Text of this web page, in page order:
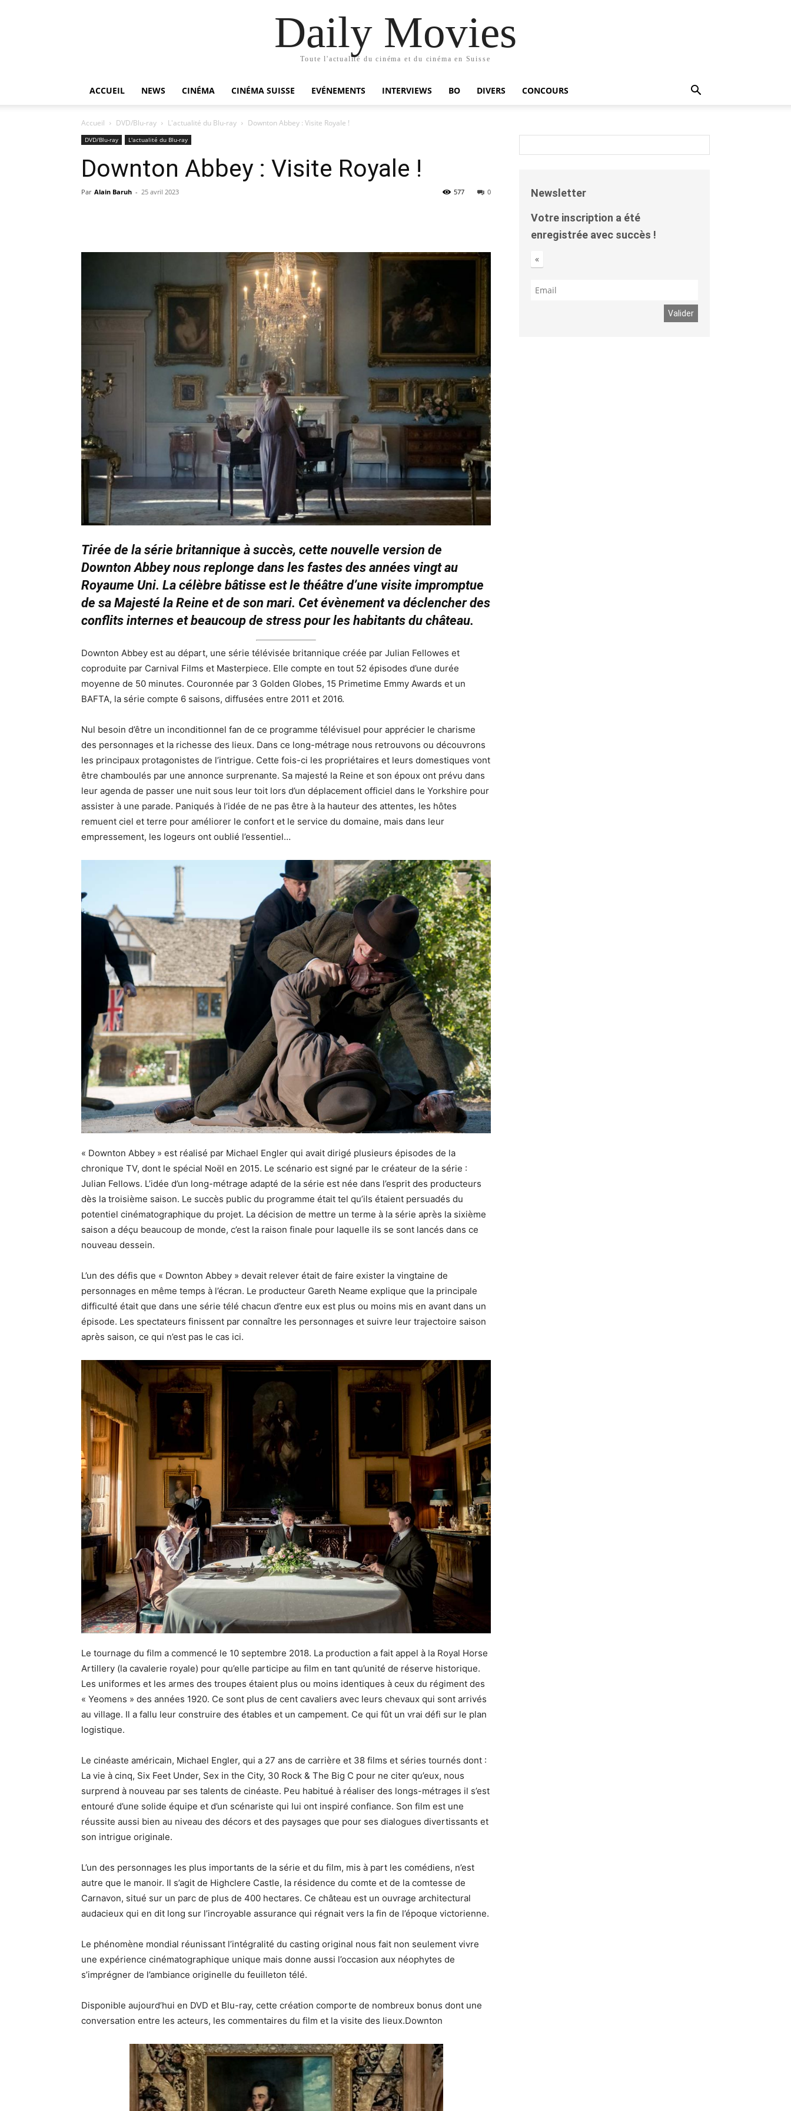
Daily Movies
Toute l'actualité du cinéma et du cinéma en Suisse
ACCUEIL NEWS CINÉMA CINÉMA SUISSE EVÉNEMENTS INTERVIEWS BO DIVERS CONCOURS
Accueil DVD/Blu-ray L'actualité du Blu-ray Downton Abbey : Visite Royale !
DVD/Blu-ray L'actualité du Blu-ray
Downton Abbey : Visite Royale !
Par Alain Baruh - 25 avril 2023 0
577
Tirée de la série britannique à succès, cette nouvelle version de
Downton Abbey nous replonge dans les fastes des années vingt au
Royaume Uni. La célèbre bâtisse est le théâtre d’une visite impromptue
de sa Majesté la Reine et de son mari. Cet évènement va déclencher des
conflits internes et beaucoup de stress pour les habitants du château.
Downton Abbey est au départ, une série télévisée britannique créée par Julian Fellowes et
coproduite par Carnival Films et Masterpiece. Elle compte en tout 52 épisodes d’une durée
moyenne de 50 minutes. Couronnée par 3 Golden Globes, 15 Primetime Emmy Awards et un
BAFTA, la série compte 6 saisons, diffusées entre 2011 et 2016.
Nul besoin d’être un inconditionnel fan de ce programme télévisuel pour apprécier le charisme
des personnages et la richesse des lieux. Dans ce long-métrage nous retrouvons ou découvrons
les principaux protagonistes de l’intrigue. Cette fois-ci les propriétaires et leurs domestiques vont
être chamboulés par une annonce surprenante. Sa majesté la Reine et son époux ont prévu dans
leur agenda de passer une nuit sous leur toit lors d’un déplacement officiel dans le Yorkshire pour
assister à une parade. Paniqués à l’idée de ne pas être à la hauteur des attentes, les hôtes
remuent ciel et terre pour améliorer le confort et le service du domaine, mais dans leur
empressement, les logeurs ont oublié l’essentiel…
« Downton Abbey » est réalisé par Michael Engler qui avait dirigé plusieurs épisodes de la
chronique TV, dont le spécial Noël en 2015. Le scénario est signé par le créateur de la série :
Julian Fellows. L’idée d’un long-métrage adapté de la série est née dans l’esprit des producteurs
dès la troisième saison. Le succès public du programme était tel qu’ils étaient persuadés du
potentiel cinématographique du projet. La décision de mettre un terme à la série après la sixième
saison a déçu beaucoup de monde, c’est la raison finale pour laquelle ils se sont lancés dans ce
nouveau dessein.
L’un des défis que « Downton Abbey » devait relever était de faire exister la vingtaine de
personnages en même temps à l’écran. Le producteur Gareth Neame explique que la principale
difficulté était que dans une série télé chacun d’entre eux est plus ou moins mis en avant dans un
épisode. Les spectateurs finissent par connaître les personnages et suivre leur trajectoire saison
après saison, ce qui n’est pas le cas ici.
Le tournage du film a commencé le 10 septembre 2018. La production a fait appel à la Royal Horse
Artillery (la cavalerie royale) pour qu’elle participe au film en tant qu’unité de réserve historique.
Les uniformes et les armes des troupes étaient plus ou moins identiques à ceux du régiment des
« Yeomens » des années 1920. Ce sont plus de cent cavaliers avec leurs chevaux qui sont arrivés
au village. Il a fallu leur construire des étables et un campement. Ce qui fût un vrai défi sur le plan
logistique.
Le cinéaste américain, Michael Engler, qui a 27 ans de carrière et 38 films et séries tournés dont :
La vie à cinq, Six Feet Under, Sex in the City, 30 Rock & The Big C pour ne citer qu’eux, nous
surprend à nouveau par ses talents de cinéaste. Peu habitué à réaliser des longs-métrages il s’est
entouré d’une solide équipe et d’un scénariste qui lui ont inspiré confiance. Son film est une
réussite aussi bien au niveau des décors et des paysages que pour ses dialogues divertissants et
son intrigue originale.
L’un des personnages les plus importants de la série et du film, mis à part les comédiens, n’est
autre que le manoir. Il s’agit de Highclere Castle, la résidence du comte et de la comtesse de
Carnavon, situé sur un parc de plus de 400 hectares. Ce château est un ouvrage architectural
audacieux qui en dit long sur l’incroyable assurance qui régnait vers la fin de l’époque victorienne.
Le phénomène mondial réunissant l’intégralité du casting original nous fait non seulement vivre
une expérience cinématographique unique mais donne aussi l’occasion aux néophytes de
s’imprégner de l’ambiance originelle du feuilleton télé.
Disponible aujourd’hui en DVD et Blu-ray, cette création comporte de nombreux bonus dont une
conversation entre les acteurs, les commentaires du film et la visite des lieux.Downton
Newsletter
Votre inscription a été
enregistrée avec succès !
«